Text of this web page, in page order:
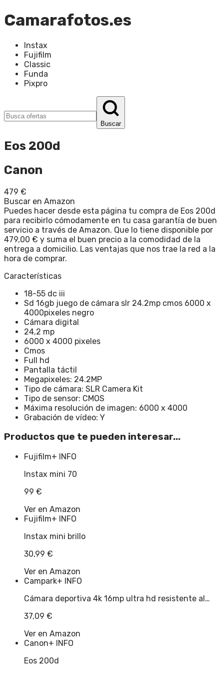
Camarafotos.es
Instax
Fujifilm
Classic
Funda
Pixpro
Buscar
Eos 200d
Canon
479 €
Buscar en Amazon
Puedes hacer desde esta página tu compra de Eos 200d
para recibirlo cómodamente en tu casa garantía de buen
servicio a través de Amazon. Que lo tiene disponible por
479,00 € y suma el buen precio a la comodidad de la
entrega a domicilio. Las ventajas que nos trae la red a la
hora de comprar.
Características
18-55 dc iii
Sd 16gb juego de cámara slr 24.2mp cmos 6000 x
4000pixeles negro
Cámara digital
24,2 mp
6000 x 4000 pixeles
Cmos
Full hd
Pantalla táctil
Megapixeles: 24.2MP
Tipo de cámara: SLR Camera Kit
Tipo de sensor: CMOS
Máxima resolución de imagen: 6000 x 4000
Grabación de vídeo: Y
Productos que te pueden interesar...
Fujifilm+ INFO
Instax mini 70
99 €
Ver en Amazon
Fujifilm+ INFO
Instax mini brillo
30,99 €
Ver en Amazon
Campark+ INFO
Cámara deportiva 4k 16mp ultra hd resistente al…
37,09 €
Ver en Amazon
Canon+ INFO
Eos 200d